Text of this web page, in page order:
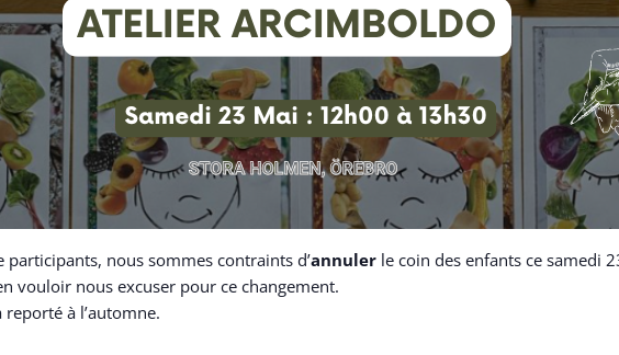
participants, nous sommes contraints d’annuler le coin des enfants ce samedi
vouloir nous excuser pour ce changement.
reporté à l’automne.